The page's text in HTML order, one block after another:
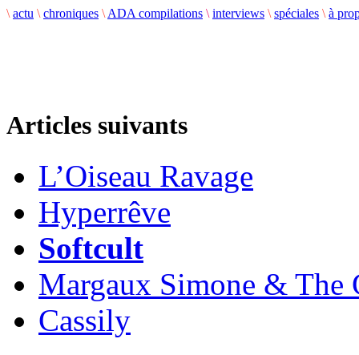
\ actu \ chroniques \ ADA compilations \ interviews \ spéciales \ à
Articles suivants
L’Oiseau Ravage
Hyperrêve
Softcult
Margaux Simone & The
Cassily